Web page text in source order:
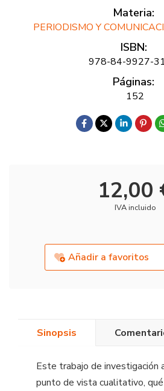
Materia:
PERIODISMO Y
ISBN:
978-84-9927-
Páginas:
152
12,00
IVA incluido
Añadir a favoritos
Sinopsis
Este trabajo de investigación
punto de vista cualitativo,